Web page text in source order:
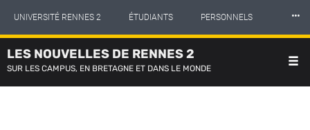
contenu
principal
UNIVERSITÉ RENNES 2 ÉTUDIANTS PERSONNELS
INTERNATIONAL PROFESSIONNELS
LES NOUVELLES DE RENNES 2
⸱⸱⸱
LES NOUVELLES DE RENNES 2
SUR LES CAMPUS, EN BRETAGNE ET DANS LE MONDE